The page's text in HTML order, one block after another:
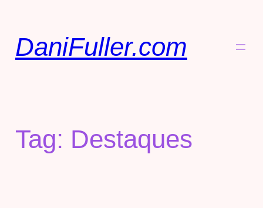
DaniFuller.com
Tag: Destaques